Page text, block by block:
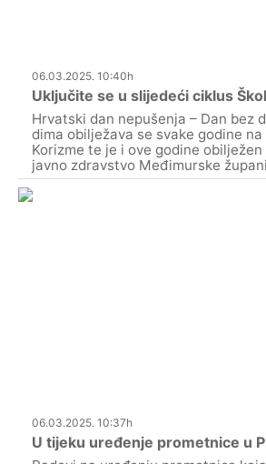
06.03.2025. 10:40h
Uključite se u slijedeći ciklus
Hrvatski dan nepušenja – Dan bez
dima obilježava se svake godine na
Korizme te je i ove godine obilježen
javno zdravstvo Međimurske
06.03.2025. 10:37h
U tijeku uređenje prometnice u